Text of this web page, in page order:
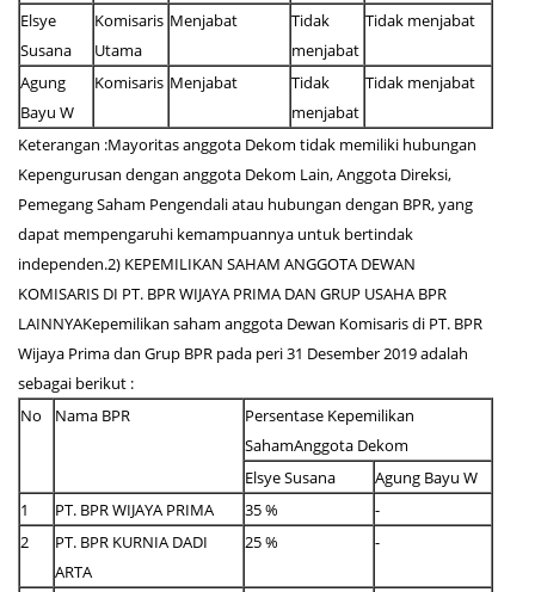
Elsye
Susana
Komisaris
Utama
Menjabat
Tidak
menjabat
Tidak menjabat
Agung
Bayu W
Komisaris Menjabat
Tidak
menjabat
Tidak menjabat
Keterangan :Mayoritas anggota Dekom tidak memiliki hubungan
Kepengurusan dengan anggota Dekom Lain, Anggota Direksi,
Pemegang Saham Pengendali atau hubungan dengan BPR, yang
dapat mempengaruhi kemampuannya untuk bertindak
independen.2) KEPEMILIKAN SAHAM ANGGOTA DEWAN
KOMISARIS DI PT. BPR WIJAYA PRIMA DAN GRUP USAHA BPR
LAINNYAKepemilikan saham anggota Dewan Komisaris di PT. BPR
Wijaya Prima dan Grup BPR pada peri 31 Desember 2019 adalah
sebagai berikut :
No
Nama BPR
Persentase Kepemilikan
SahamAnggota Dekom
Elsye Susana
Agung Bayu W
1
PT. BPR WIJAYA PRIMA 35 %
-
2
PT. BPR KURNIA DADI
ARTA
25 % -